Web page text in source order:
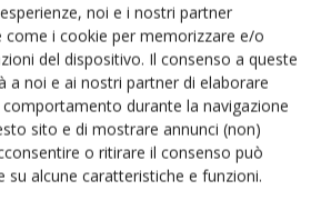
noi e i nostri partner
i cookie per memorizzare e/o
del dispositivo. Il consenso a queste
a noi e ai nostri partner di elaborare
durante la navigazione
sito e di mostrare annunci (non)
o ritirare il consenso può
su alcune caratteristiche e funzioni.
e sito web in questo browser per la